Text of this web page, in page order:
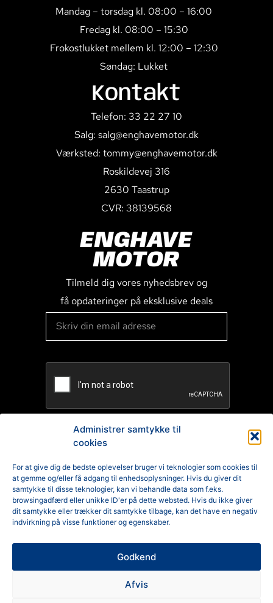
Administrer samtykke til
cookies
For at give dig de bedste oplevelser bruger vi teknologier som cookies til
at gemme og/eller få adgang til enhedsoplysninger. Hvis du giver dit
samtykke til disse teknologier, kan vi behandle data som f.eks.
browsingadfærd eller unikke ID'er på dette websted. Hvis du ikke giver
dit samtykke eller trækker dit samtykke tilbage, kan det have en negativ
indvirkning på visse funktioner og egenskaber.
Godkend
Afvis
Mandag – torsdag kl. 08:00 – 16:00
Fredag kl. 08:00 – 15:30
Frokostlukket mellem kl. 12:00 – 12:30
Søndag: Lukket
Kontakt
Telefon: 33 22 27 10
Salg: salg@enghavemotor.dk
Værksted: tommy@enghavemotor.dk
Roskildevej 316
2630 Taastrup
CVR: 38139568
ENGHAVE
MOTOR
Tilmeld dig vores nyhedsbrev og
få opdateringer på eksklusive deals
Reklamation
Generelle Handelsbetingelser
Privatlivspolitik